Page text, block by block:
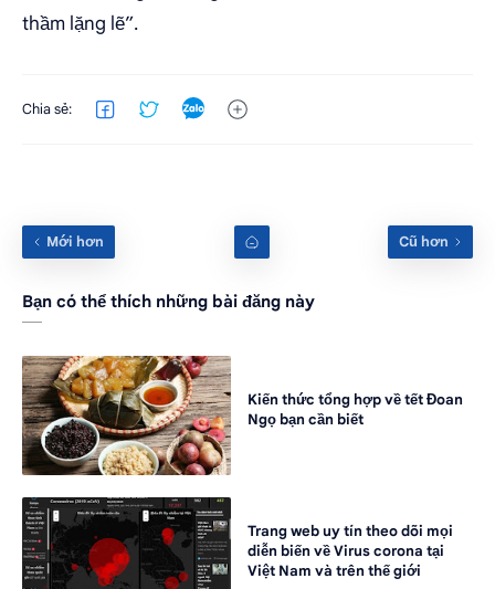
thầm lặng lẽ”.
Bạn có thể thích những bài đăng này
Kiến thức tổng hợp về tết Đoan
Ngọ bạn cần biết
Trang web uy tín theo dõi mọi
diễn biến về Virus corona tại
Việt Nam và trên thế giới